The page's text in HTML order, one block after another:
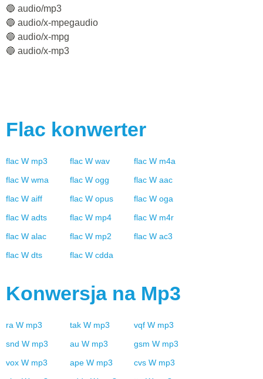
🔵 audio/mp3
🔵 audio/x-mpegaudio
🔵 audio/x-mpg
🔵 audio/x-mp3
Flac konwerter
flac W mp3 flac W wav flac W m4a
flac W wma flac W ogg flac W aac
flac W aiff flac W opus flac W oga
flac W adts flac W mp4 flac W m4r
flac W alac flac W mp2 flac W ac3
flac W dts flac W cdda
Konwersja na Mp3
ra W mp3 tak W mp3 vqf W mp3
snd W mp3 au W mp3 gsm W mp3
vox W mp3 ape W mp3 cvs W mp3